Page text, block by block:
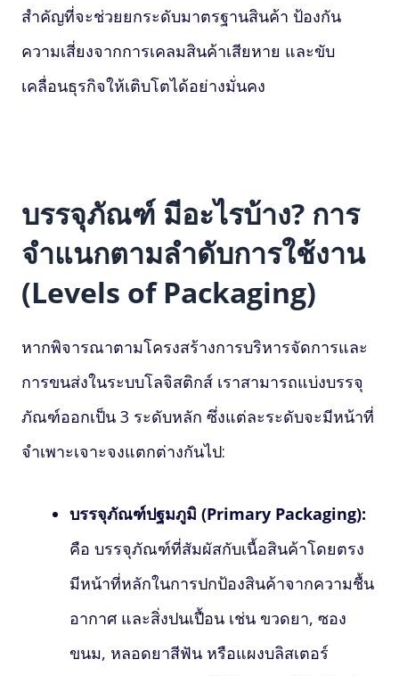
สำคัญที่จะช่วยยกระดับมาตรฐานสินค้า ป้องกัน
ความเสี่ยงจากการเคลมสินค้าเสียหาย และขับ
เคลื่อนธุรกิจให้เติบโตได้อย่างมั่นคง
บรรจุภัณฑ์ มีอะไรบ้าง? การ
จำแนกตามลำดับการใช้งาน
(Levels of Packaging)
หากพิจารณาตามโครงสร้างการบริหารจัดการและ
การขนส่งในระบบโลจิสติกส์ เราสามารถแบ่งบรรจุ
ภัณฑ์ออกเป็น 3 ระดับหลัก ซึ่งแต่ละระดับจะมีหน้าที่
จำเพาะเจาะจงแตกต่างกันไป:
บรรจุภัณฑ์ปฐมภูมิ (Primary Packaging):
คือ บรรจุภัณฑ์ที่สัมผัสกับเนื้อสินค้าโดยตรง
มีหน้าที่หลักในการปกป้องสินค้าจากความชื้น
อากาศ และสิ่งปนเปื้อน เช่น ขวดยา, ซอง
ขนม, หลอดยาสีฟัน หรือแผงบลิสเตอร์